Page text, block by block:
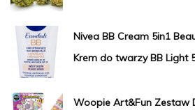
Nivea BB Cream 5in1
Krem do twarzy BB Light
Woopie Art&Fun Zestaw